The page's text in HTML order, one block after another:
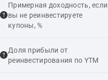
Примерная доходность, если
вы не реинвестируете
купоны, %
Доля прибыли от
реинвестирования по YTM